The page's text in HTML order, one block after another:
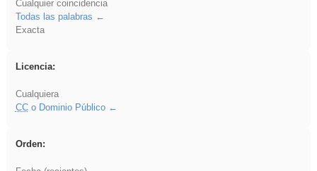
Cualquier coincidencia
Todas las palabras
Exacta
Licencia:
Cualquiera
CCo Dominio Público
Orden: